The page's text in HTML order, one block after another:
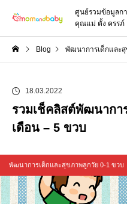
ศูนย์รวมข้อมูลก
คุณแม่ ตั้ง ครรภ์
Blog พัฒนาการเด็กและ
18.03.2022
รวมเช็คลิสต์พัฒนากา
เดือน – 5 ขวบ
พัฒนาการเด็กและสุขภาพลูกวัย 0-1 ขวบ